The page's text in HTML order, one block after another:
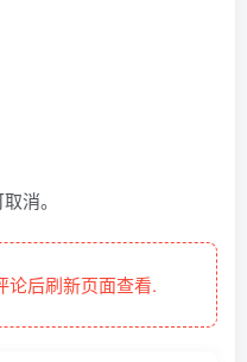
消。
后刷新页面查看.